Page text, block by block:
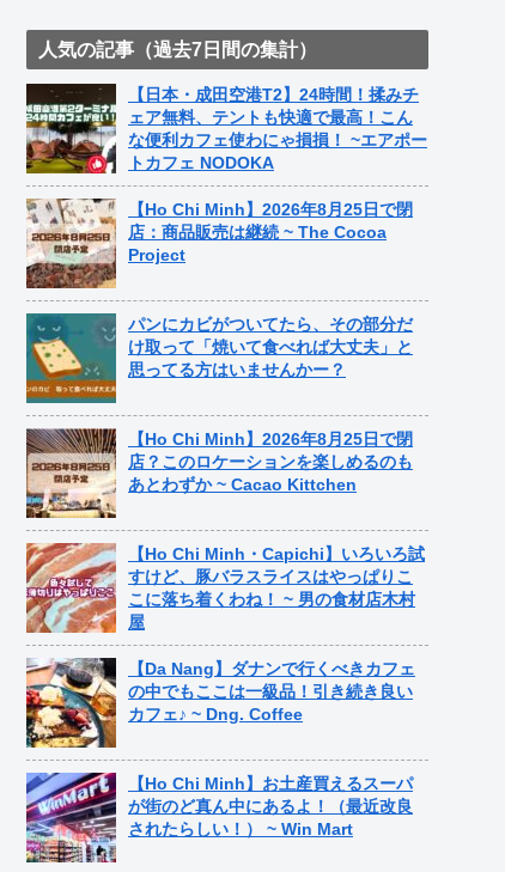
人気の記事（過去7日間の集計）
【日本・成田空港T2】24時間！揉みチ
ェア無料、テントも快適で最高！こん
な便利カフェ使わにゃ損損！ ~エアポー
トカフェ NODOKA
【Ho Chi Minh】2026年8月25日で閉
店：商品販売は継続 ~ The Cocoa
Project
パンにカビがついてたら、その部分だ
け取って「焼いて食べれば大丈夫」と
思ってる方はいませんかー？
【Ho Chi Minh】2026年8月25日で閉
店？このロケーションを楽しめるのも
あとわずか ~ Cacao Kittchen
【Ho Chi Minh・Capichi】いろいろ試
すけど、豚バラスライスはやっぱりこ
こに落ち着くわね！ ~ 男の食材店木村
屋
【Da Nang】ダナンで行くべきカフェ
の中でもここは一級品！引き続き良い
カフェ♪ ~ Dng. Coffee
【Ho Chi Minh】お土産買えるスーパ
が街のど真ん中にあるよ！（最近改良
されたらしい！） ~ Win Mart